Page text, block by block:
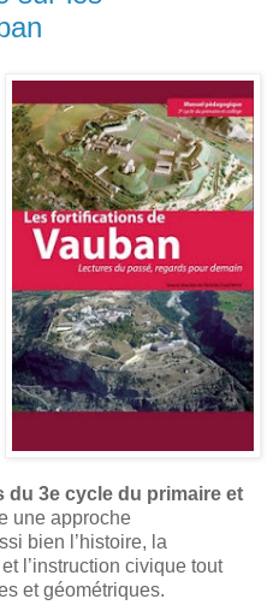
3e cycle du primaire et
une approche
bien l’histoire, la
l’instruction civique tout
et géométriques.